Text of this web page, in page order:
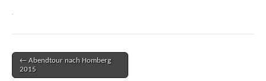
Post navigation
← Abendtour nach Homberg
2015